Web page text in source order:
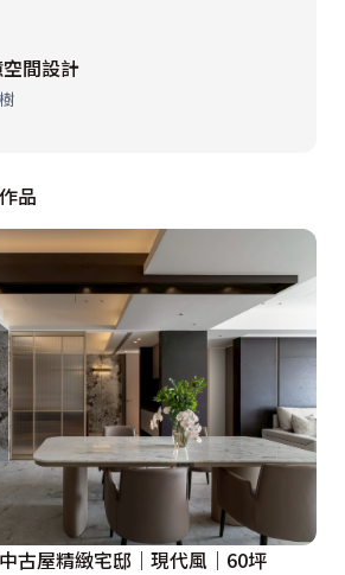
間設計
品
古屋精緻宅邸｜現代風｜60坪